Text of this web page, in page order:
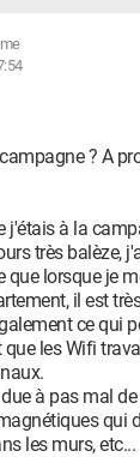
? A
j'étais à la
très balèze,
que lorsque je
il est
ce qui
que les Wifi
à pas mal
qui
les murs, etc...